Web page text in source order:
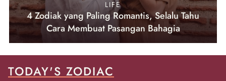
LIFE
4 Zodiak yang Paling Romantis, Selalu Tahu
Cara Membuat Pasangan Bahagia
TODAY'S ZODIAC